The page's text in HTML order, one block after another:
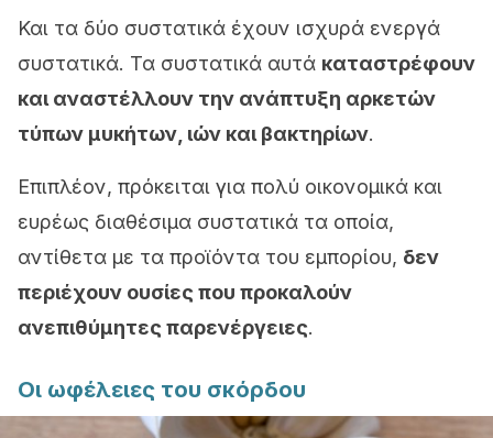
Και τα δύο συστατικά έχουν ισχυρά ενεργά
συστατικά. Τα συστατικά αυτά καταστρέφουν
και αναστέλλουν την ανάπτυξη αρκετών
τύπων μυκήτων, ιών και βακτηρίων.
Επιπλέον, πρόκειται για πολύ οικονομικά και
ευρέως διαθέσιμα συστατικά τα οποία,
αντίθετα με τα προϊόντα του εμπορίου, δεν
περιέχουν ουσίες που προκαλούν
ανεπιθύμητες παρενέργειες.
Οι ωφέλειες του σκόρδου